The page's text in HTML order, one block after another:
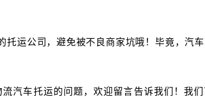
运公司，避免被不良商家坑哦！毕竟，汽
流汽车托运的问题，欢迎留言告诉我们！我